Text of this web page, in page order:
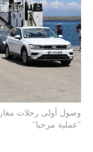
وصول أولى رحلات
"عملية مرحبا"